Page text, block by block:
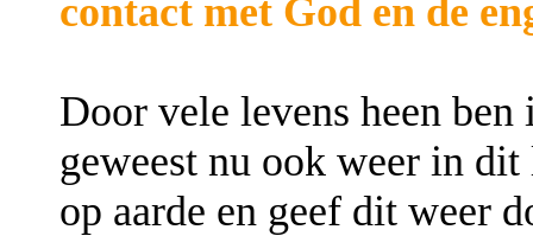
contact met God en de
Door vele levens heen
geweest nu ook weer in
op aarde en geef dit weer